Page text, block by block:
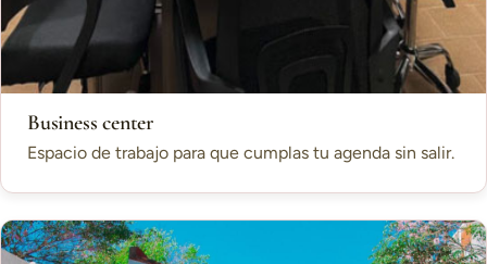
Business center
Espacio de trabajo para que cumplas tu agenda sin salir.